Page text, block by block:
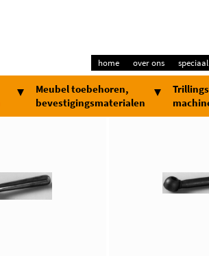
home over ons
Meubel toebehoren,
bevestigingsmaterialen